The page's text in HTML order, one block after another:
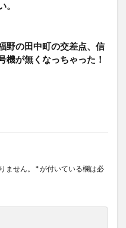
。
野の田中町の交差点、信
機が無くなっちゃった！
ません。 *が付いている欄は必